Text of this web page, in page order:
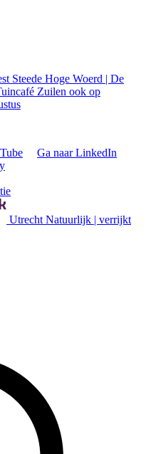
Steede Hoge Woerd | De
Zuilen ook op
Ga naar LinkedIn
Utrecht Natuurlijk | verrijkt